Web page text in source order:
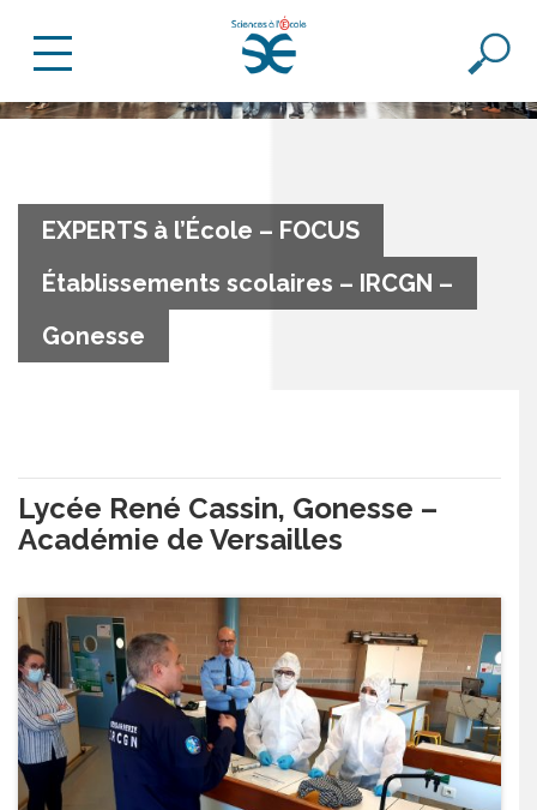
EXPERTS à l’École – FOCUS
Établissements scolaires – IRCGN –
Gonesse
Lycée René Cassin, Gonesse –
Académie de Versailles